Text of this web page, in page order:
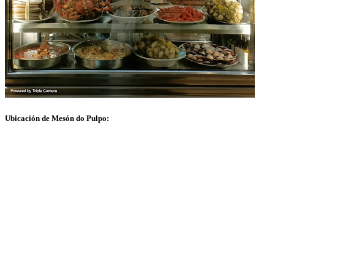
Ubicación de Mesón do Pulpo: